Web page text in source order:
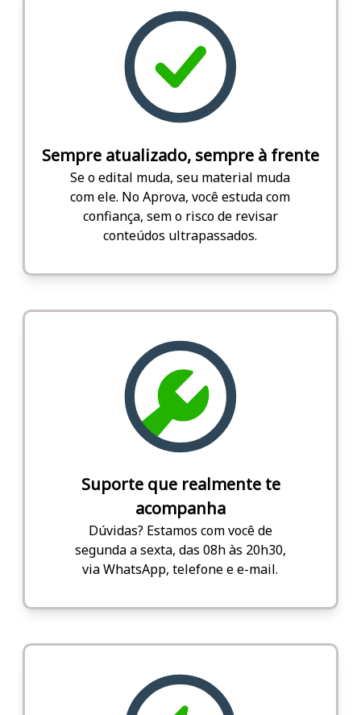
Sempre atualizado, sempre à frente
Se o edital muda, seu material muda
com ele. No Aprova, você estuda com
confiança, sem o risco de revisar
conteúdos ultrapassados.
Suporte que realmente te
acompanha
Dúvidas? Estamos com você de
segunda a sexta, das 08h às 20h30,
via WhatsApp, telefone e e-mail.